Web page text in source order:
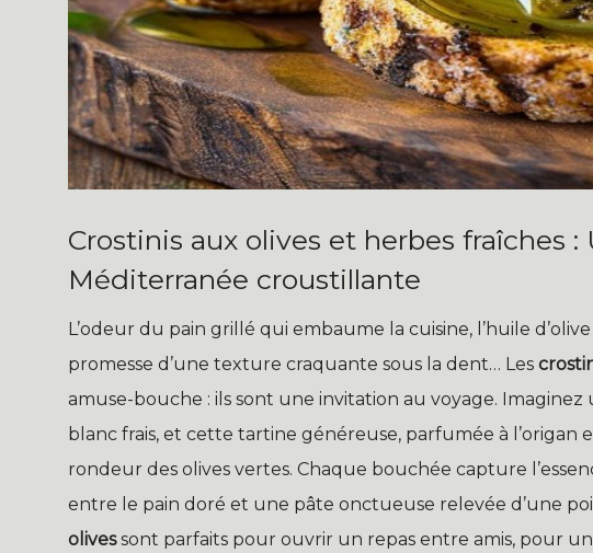
Crostinis aux olives et herbes fraîches
Méditerranée croustillante
L’odeur du pain grillé qui embaume la cuisine, l’huile
promesse d’une texture craquante sous la dent… Les
amuse-bouche : ils sont une invitation au voyage.
blanc frais, et cette tartine généreuse, parfumée à l’origan
rondeur des olives vertes. Chaque bouchée capture
entre le pain doré et une pâte onctueuse relevée d’une
olivessont parfaits pour ouvrir un repas entre amis, pour